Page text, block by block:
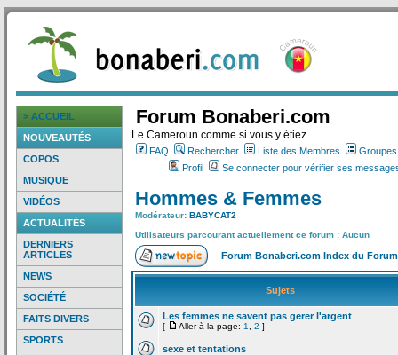
> ACCUEIL
NOUVEAUTÉS
COPOS
MUSIQUE
VIDÉOS
ACTUALITÉS
DERNIERS
ARTICLES
NEWS
SOCIÉTÉ
FAITS DIVERS
SPORTS
Forum Bonaberi.com
Le Cameroun comme si vous y étiez
FAQ Rechercher Liste des Membres
Profil
Se connecter pour vérifier ses
Hommes & Femmes
Modérateur: BABYCAT2
Utilisateurs parcourant actuellement ce forum : Aucun
Forum Bonaberi.com Index du Forum
Sujets
Les femmes ne savent pas gerer l'argent
[ Aller à la page: 1 2 ]
sexe et tentations